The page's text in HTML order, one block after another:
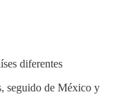
diferentes
seguido de México y